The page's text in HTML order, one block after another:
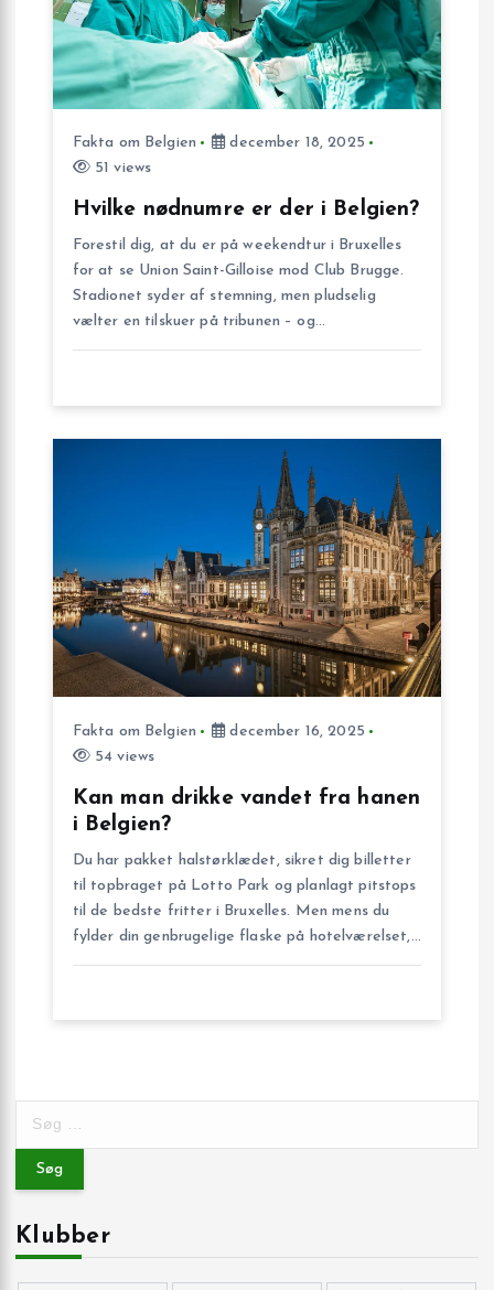
a
v
o
Fakta om Belgien
december 18, 2025
51 views
Hvilke nødnumre er der i Belgien?
Forestil dig, at du er på weekendtur i Bruxelles
for at se Union Saint-Gilloise mod Club Brugge.
Stadionet syder af stemning, men pludselig
vælter en tilskuer på tribunen – og…
Fakta om Belgien
december 16, 2025
54 views
Kan man drikke vandet fra hanen
i Belgien?
Du har pakket halstørklædet, sikret dig billetter
til topbraget på Lotto Park og planlagt pitstops
til de bedste fritter i Bruxelles. Men mens du
fylder din genbrugelige flaske på hotelværelset,…
e
t
e
Klubber